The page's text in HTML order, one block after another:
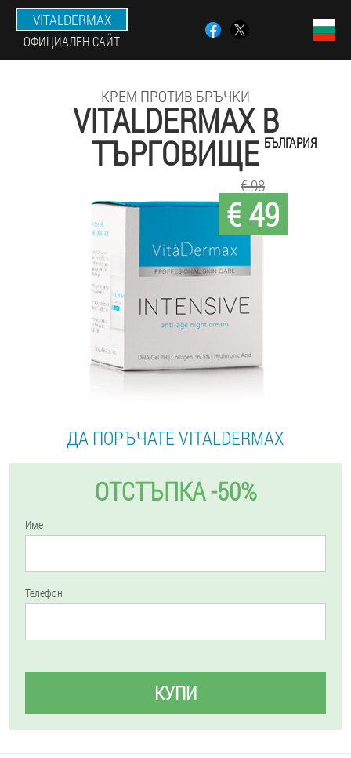
VITALDERMAX
ОФИЦИАЛЕН САЙТ
КРЕМ ПРОТИВ БРЪЧКИ
VITALDERMAX В
ТЪРГОВИЩЕ БЪЛГАРИЯ
€ 49
€ 98
ДА ПОРЪЧАТЕ VITALDERMAX
ОТСТЪПКА -50%
Име
Телефон
КУПИ